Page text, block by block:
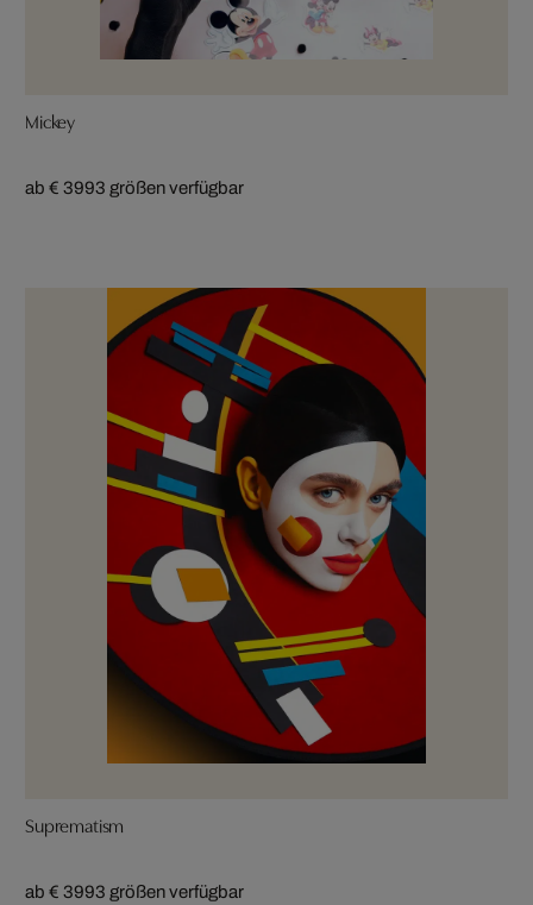
Mickey
ab € 3993 größen verfügbar
Suprematism
ab € 3993 größen verfügbar